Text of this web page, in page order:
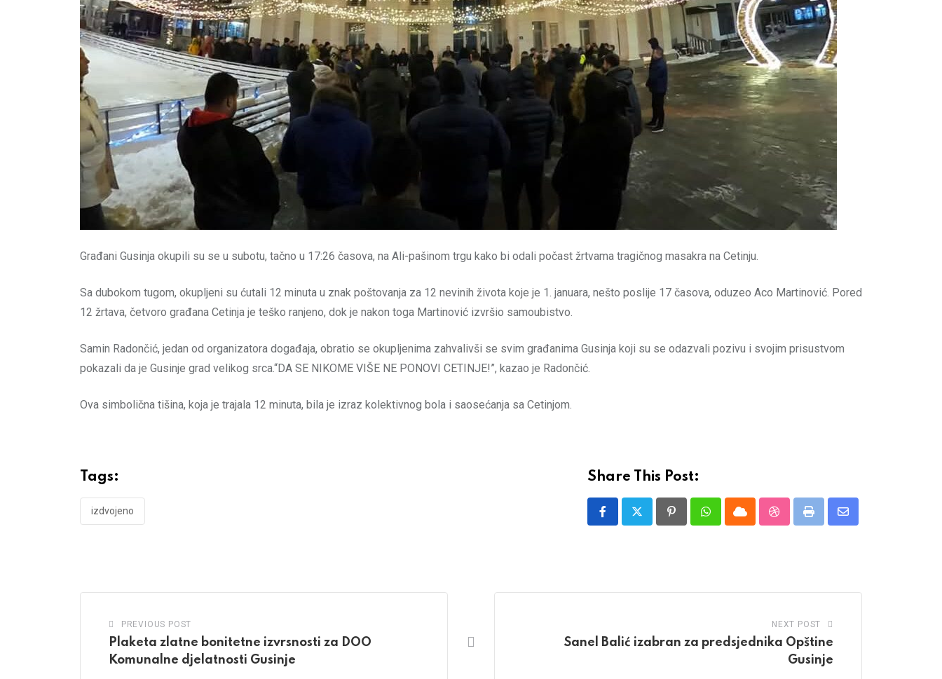
Građani Gusinja okupili su se u subotu, tačno u 17:26 časova, na Ali-pašinom trgu kako bi odali počast žrtvama tragičnog masakra na Cetinju.
Sa dubokom tugom, okupljeni su ćutali 12 minuta u znak poštovanja za 12 nevinih života koje je 1. januara, nešto poslije 17 časova, oduzeo Aco Martinović. Pored
12 žrtava, četvoro građana Cetinja je teško ranjeno, dok je nakon toga Martinović izvršio samoubistvo.
Samin Radončić, jedan od organizatora događaja, obratio se okupljenima zahvalivši se svim građanima Gusinja koji su se odazvali pozivu i svojim prisustvom
pokazali da je Gusinje grad velikog srca.“DA SE NIKOME VIŠE NE PONOVI CETINJE!”, kazao je Radončić.
Ova simbolična tišina, koja je trajala 12 minuta, bila je izraz kolektivnog bola i saosećanja sa Cetinjom.
Tags:
izdvojeno
Share This Post:
PinterestWhatsappCloud StumbleUpon
Print
Share
PREVIOUS POST
Plaketa zlatne bonitetne izvrsnosti za DOO
Komunalne djelatnosti Gusinje
NEXT POST
Sanel Balić izabran za predsjednika Opštine
Gusinje